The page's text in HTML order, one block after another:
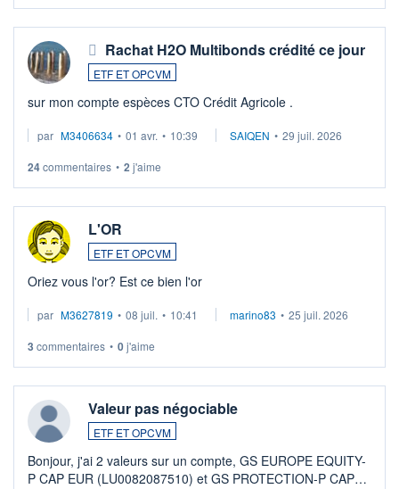
Rachat H2O Multibonds crédité ce jour
ETF ET OPCVM
sur mon compte espèces CTO Crédit Agricole .
par M3406634 • 01 avr. • 10:39 SAIQEN • 29 juil. 2026
24commentaires • 2 j'aime
L'OR
ETF ET OPCVM
Oriez vous l'or? Est ce bien l'or
par M3627819 • 08 juil. • 10:41 marino83 • 25 juil. 2026
3 commentaires • 0j'aime
Valeur pas négociable
ETF ET OPCVM
Bonjour, j'ai 2 valeurs sur un compte, GS EUROPE EQUITY-
P CAP EUR (LU0082087510) et GS PROTECTION-P CAP